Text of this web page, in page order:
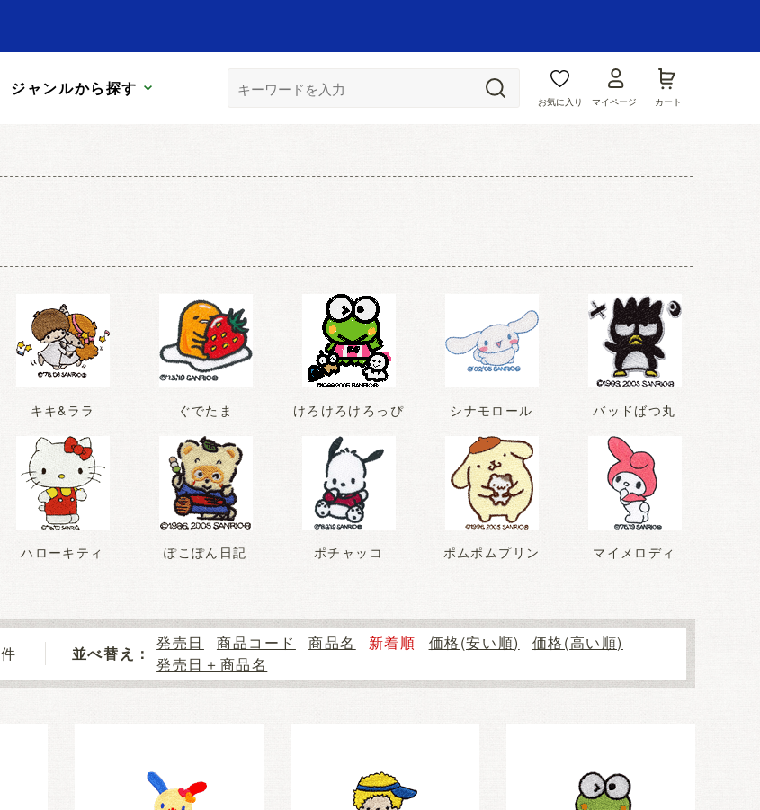
ジャンルから探す
お気に入り マイページ カート
キキ&ララ ぐでたま けろけろけろっぴ シナモロール バッドばつ丸
ハローキティ ぽこぽん日記 ポチャッコ ポムポムプリン マイメロディ
件 並べ替え：
発売日 商品コード 商品名 新着順 価格(安い順)
価格(高い順)
発売日＋商品名